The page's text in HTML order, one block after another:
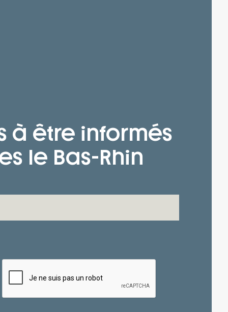
à être informés
le Bas-Rhin